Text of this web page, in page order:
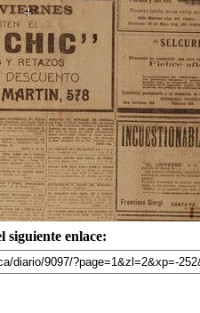
siguiente enlace: